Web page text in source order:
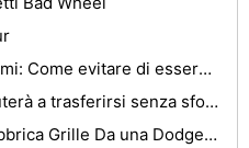
Noleggio Limousine Miami: Come evitare di essere raggirato
Manhattan Movers vi aiuterà a trasferirsi senza sforzo.
Come rimuovere una fabbrica Grille Da una Dodge Charger